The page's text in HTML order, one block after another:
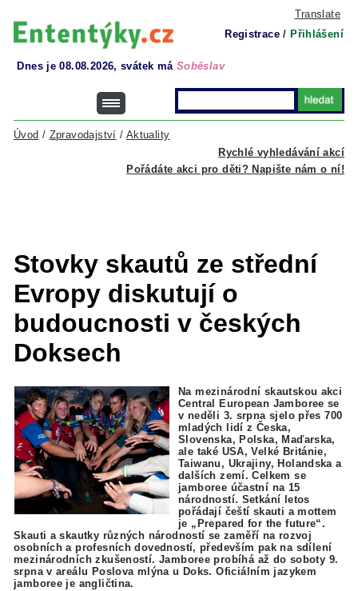
Translate
Registrace / Přihlášení
Dnes je 08.08.2026, svátek má Soběslav
Rychlé vyhledávání akcí
Úvod / Zpravodajství / Aktuality
Pořádáte akci pro děti? Napište nám o ní!
Stovky skautů ze střední
Evropy diskutují o
budoucnosti v českých
Doksech
Na mezinárodní skautskou akci
Central European Jamboree se
v neděli 3. srpna sjelo přes 700
mladých lidí z Česka,
Slovenska, Polska, Maďarska,
ale také USA, Velké Británie,
Taiwanu, Ukrajiny, Holandska a
dalších zemí. Celkem se
jamboree účastní na 15
národností. Setkání letos
pořádají čeští skauti a mottem
je „Prepared for the future“.
Skauti a skautky různých národností se zaměří na rozvoj
osobních a profesních dovedností, především pak na sdílení
mezinárodních zkušeností. Jamboree probíhá až do soboty 9.
srpna v areálu Poslova mlýna u Doks. Oficiálním jazykem
jamboree je angličtina.